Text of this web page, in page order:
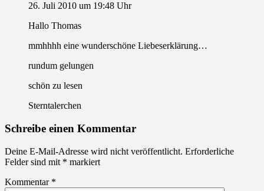
26. Juli 2010 um 19:48 Uhr
Hallo Thomas
mmhhhh eine wunderschöne Liebeserklärung…
rundum gelungen
schön zu lesen
Sterntalerchen
Schreibe einen Kommentar
Deine E-Mail-Adresse wird nicht veröffentlicht. Erforderliche
Felder sind mit * markiert
Kommentar *